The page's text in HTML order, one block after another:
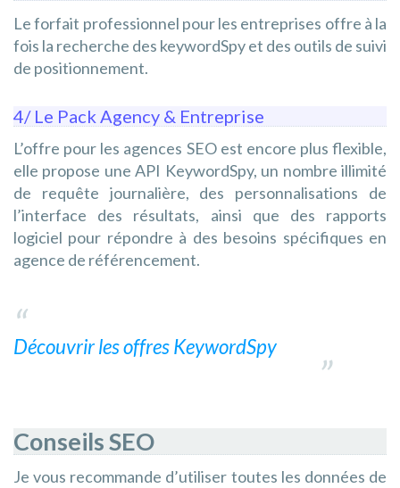
Le forfait professionnel pour les entreprises offre à la
fois la recherche des keywordSpy et des outils de suivi
de positionnement.
4/ Le Pack Agency & Entreprise
L’offre pour les agences SEO est encore plus flexible,
elle propose une API KeywordSpy, un nombre illimité
de requête journalière, des personnalisations de
l’interface des résultats, ainsi que des rapports
logiciel pour répondre à des besoins spécifiques en
agence de référencement.
Découvrir les offres KeywordSpy
Conseils SEO
Je vous recommande d’utiliser toutes les données de